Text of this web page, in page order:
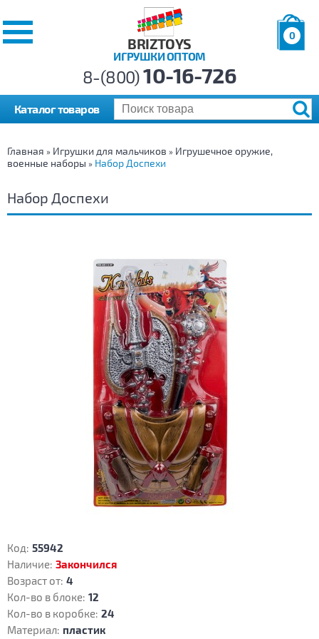
BRIZTOYS
ИГРУШКИ ОПТОМ
0
р.
8-(800)10-16-726
Каталог товаров
Главная » Игрушки для мальчиков » Игрушечное оружие,
военные наборы » Набор Доспехи
Набор Доспехи
Код: 55942
Наличие: Закончился
Возраст от: 4
Кол-во в блоке: 12
Кол-во в коробке: 24
Материал: пластик